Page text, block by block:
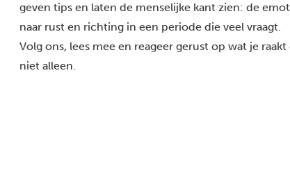
geven tips en laten de menselijke kant zien: de
naar rust en richting in een periode die veel vraagt.
Volg ons, lees mee en reageer gerust op wat je
niet alleen.